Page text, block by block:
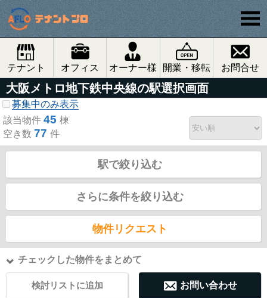
テナント オフィス オーナー様 開業・移転 お問合せ
大阪メトロ地下鉄中央線の駅選択画面
募集中のみ表示
該当物件 45 棟
空き数 77 件
駅で絞り込む
さらに条件を絞り込む
物件リクエスト
チェックした物件をまとめて
検討リストに追加 お問い合わせ